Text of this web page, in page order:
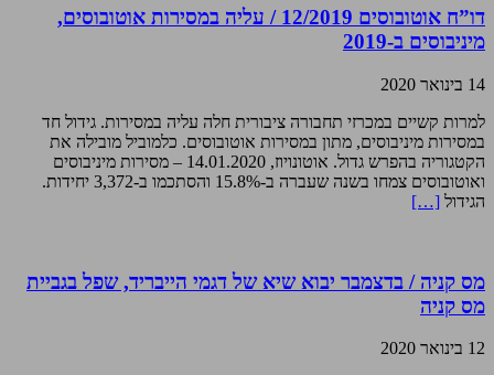
דו”ח אוטובוסים 12/2019 / עליה במסירות אוטובוסים,
מיניבוסים ב-2019
14 בינואר 2020
למרות קשיים במכרזי תחבורה ציבורית חלה עליה במסירות. גידול חד
במסירות מיניבוסים, מתון במסירות אוטובוסים. כלמוביל מובילה את
הקטגוריה בהפרש גדול. אוטונויוז, 14.01.2020 – מסירות מיניבוסים
ואוטובוסים צמחו בשנה שעברה ב-15.8% והסתכמו ב-3,372 יחידות.
הגידול […]
מס קניה / בדצמבר יבוא שיא של דגמי הייבריד, שפל בגביית
מס קניה
12 בינואר 2020